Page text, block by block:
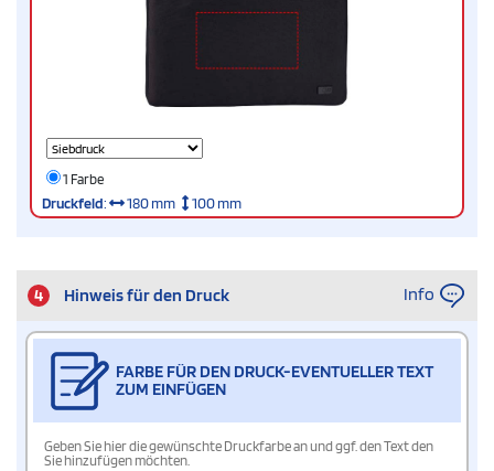
1 Farbe
Druckfeld: 180 mm 100 mm
4 Hinweis für den Druck Info
FARBE FÜR DEN DRUCK-EVENTUELLER TEXT
ZUM EINFÜGEN
Geben Sie hier die gewünschte Druckfarbe an und ggf. den Text den
Sie hinzufügen möchten.